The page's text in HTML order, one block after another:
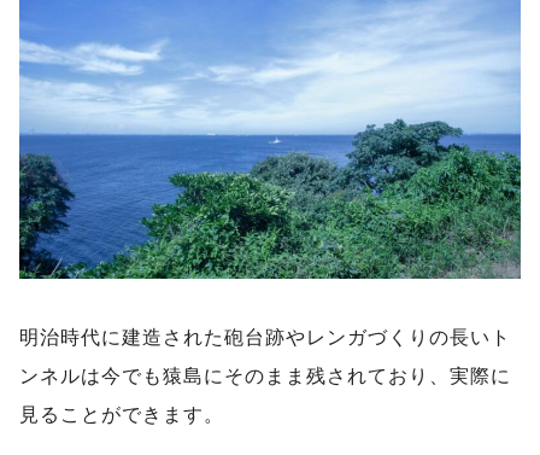
明治時代に建造された砲台跡やレンガづくりの長いト
ンネルは今でも猿島にそのまま残されており、実際に
見ることができます。